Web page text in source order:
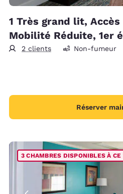
1 Très grand lit, Accès
Mobilité Réduite, 1er
2 clients Non-fumeur
Réserver
3 CHAMBRES DISPONIBLES À CE